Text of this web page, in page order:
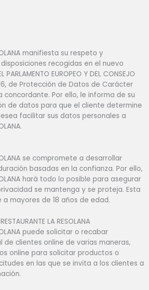
manifiesta su respeto y
recogidas en el nuevo
PARLAMENTO EUROPEO Y DEL CONSEJO
de Protección de Datos de Carácter
concordante. Por ello, le informa de su
de datos para que el cliente determine
facilitar sus datos personales a
se compromete a desarrollar
basadas en la confianza. Por ello,
hará todo lo posible para asegurar
se mantenga y se proteja. Esta
mayores de 18 años de edad.
LA RESOLANA
puede solicitar o recabar
de clientes online de varias maneras,
online para solicitar productos o
en las que se invita a los clientes a